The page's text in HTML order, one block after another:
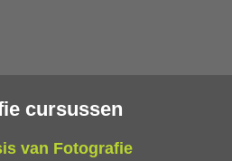
cursussen
van Fotografie